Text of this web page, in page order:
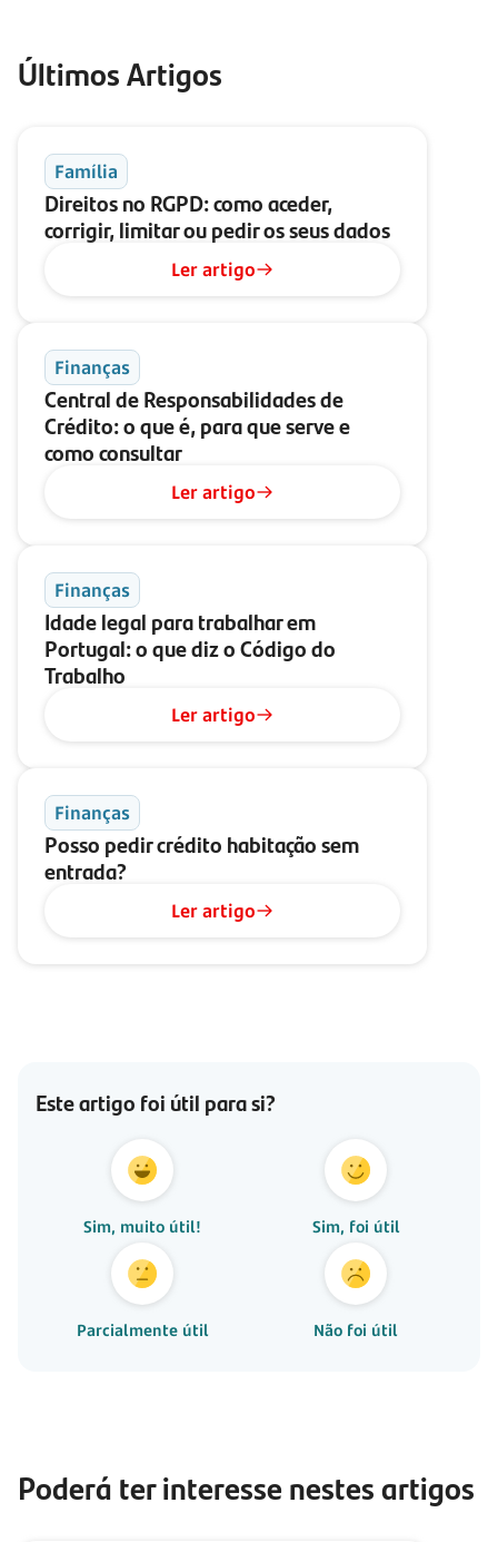
Últimos Artigos
Família
Direitos no RGPD: como aceder,
corrigir, limitar ou pedir os seus dados
Ler artigo
Finanças
Central de Responsabilidades de
Crédito: o que é, para que serve e
como consultar
Ler artigo
Finanças
Idade legal para trabalhar em
Portugal: o que diz o Código do
Trabalho
Ler artigo
Finanças
Posso pedir crédito habitação sem
entrada?
Ler artigo
Este artigo foi útil para si?
Sim, muito útil! Sim, foi útil
Parcialmente útil Não foi útil
Poderá ter interesse nestes artigos